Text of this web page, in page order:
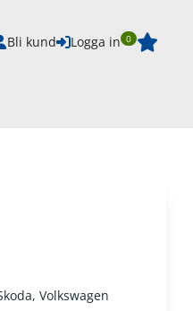
Bli kund Logga in 0
Volkswagen